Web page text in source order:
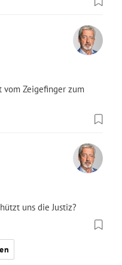
vom Zeigefinger zum
uns die Justiz?